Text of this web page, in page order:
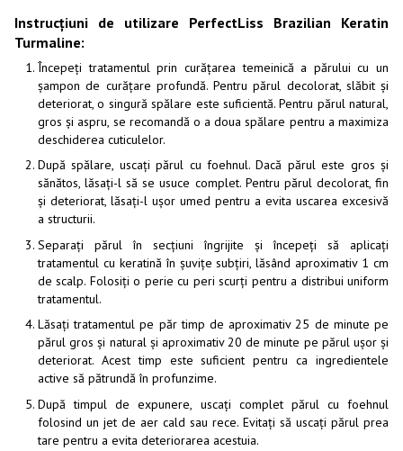
Instrucțiuni de utilizare PerfectLiss Brazilian Keratin
Turmaline:
Începeți tratamentul prin curățarea temeinică a părului cu un
șampon de curățare profundă. Pentru părul decolorat, slăbit și
deteriorat, o singură spălare este suficientă. Pentru părul natural,
gros și aspru, se recomandă o a doua spălare pentru a maximiza
deschiderea cuticulelor.
După spălare, uscați părul cu foehnul. Dacă părul este gros și
sănătos, lăsați-l să se usuce complet. Pentru părul decolorat, fin
și deteriorat, lăsați-l ușor umed pentru a evita uscarea excesivă
a structurii.
Separați părul în secțiuni îngrijite și începeți să aplicați
tratamentul cu keratină în șuvițe subțiri, lăsând aproximativ 1 cm
de scalp. Folosiți o perie cu peri scurți pentru a distribui uniform
tratamentul.
Lăsați tratamentul pe păr timp de aproximativ 25 de minute pe
părul gros și natural și aproximativ 20 de minute pe părul ușor și
deteriorat. Acest timp este suficient pentru ca ingredientele
active să pătrundă în profunzime.
După timpul de expunere, uscați complet părul cu foehnul
folosind un jet de aer cald sau rece. Evitați să uscați părul prea
tare pentru a evita deteriorarea acestuia.